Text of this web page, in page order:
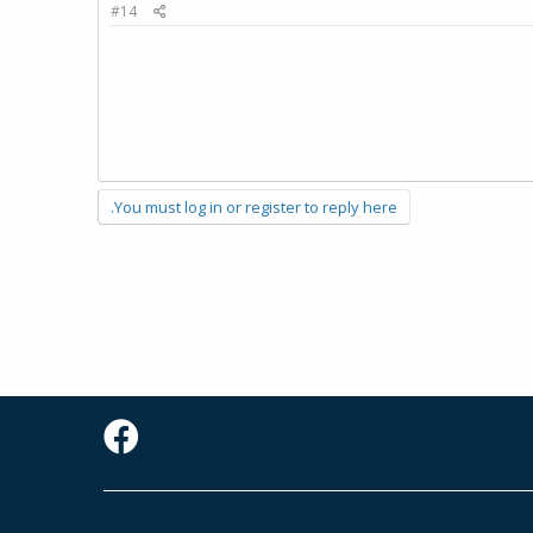
#14
You must log in or register to reply here.